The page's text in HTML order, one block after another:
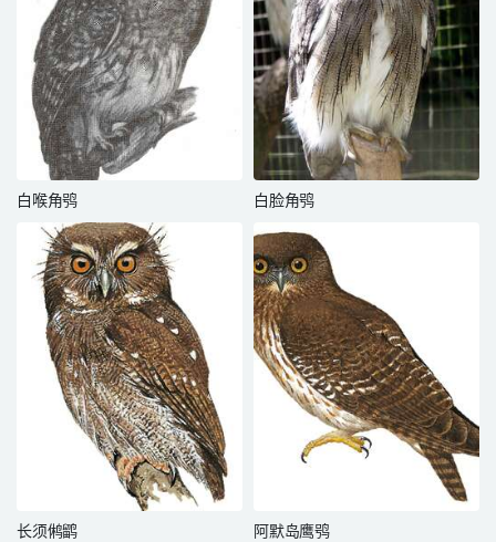
白喉角鸮 白脸角鸮
长须鸺鹠 阿默岛鹰鸮